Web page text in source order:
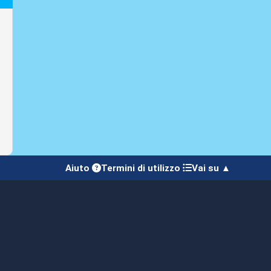
Aiuto Termini di utilizzo Vai su ▲